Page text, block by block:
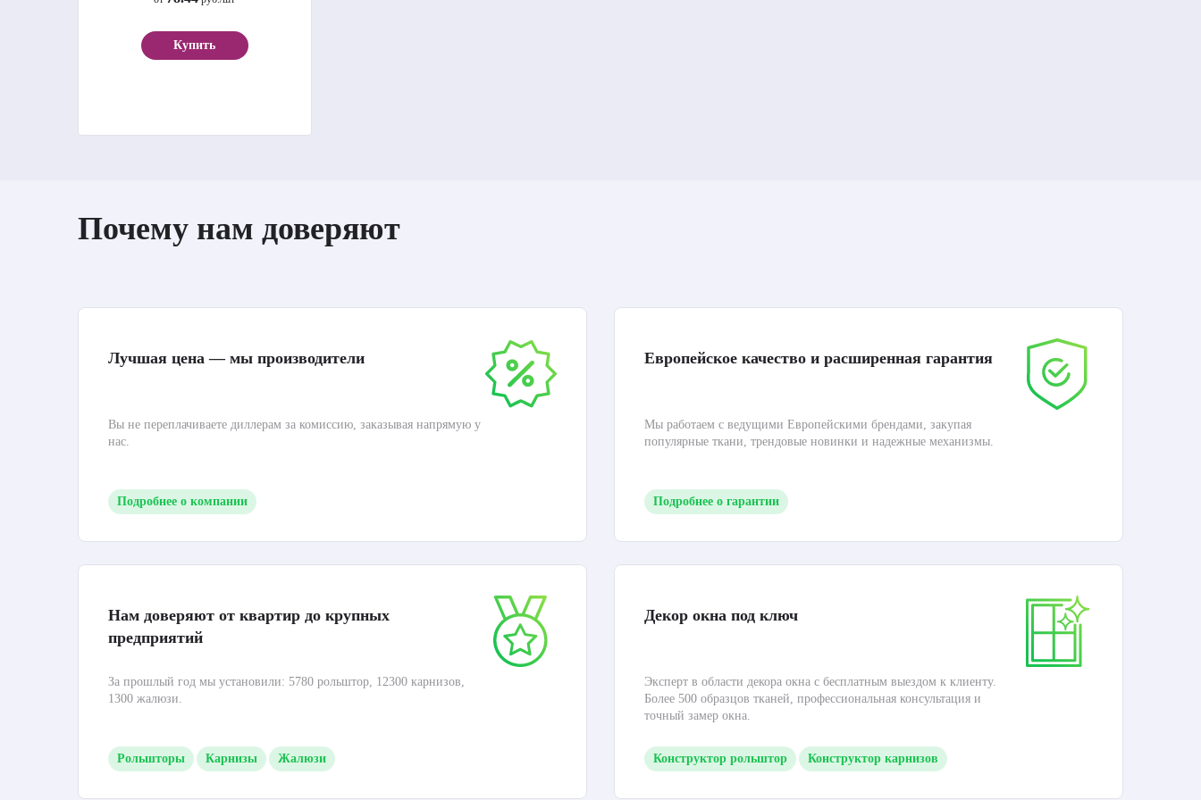
Купить
Почему нам доверяют
Лучшая цена — мы производители
Вы не переплачиваете диллерам за комиссию, заказывая напрямую у
нас.
Подробнее о компании
Нам доверяют от квартир до крупных
предприятий
За прошлый год мы установили: 5780 рольштор, 12300 карнизов,
1300 жалюзи.
Рольшторы Карнизы Жалюзи
Европейское качество и расширенная гарантия
Мы работаем с ведущими Европейскими брендами, закупая
популярные ткани, трендовые новинки и надежные механизмы.
Подробнее о гарантии
Декор окна под ключ
Эксперт в области декора окна с бесплатным выездом к клиенту.
Более 500 образцов тканей, профессиональная консультация и
точный замер окна.
Конструктор рольштор Конструктор карнизов